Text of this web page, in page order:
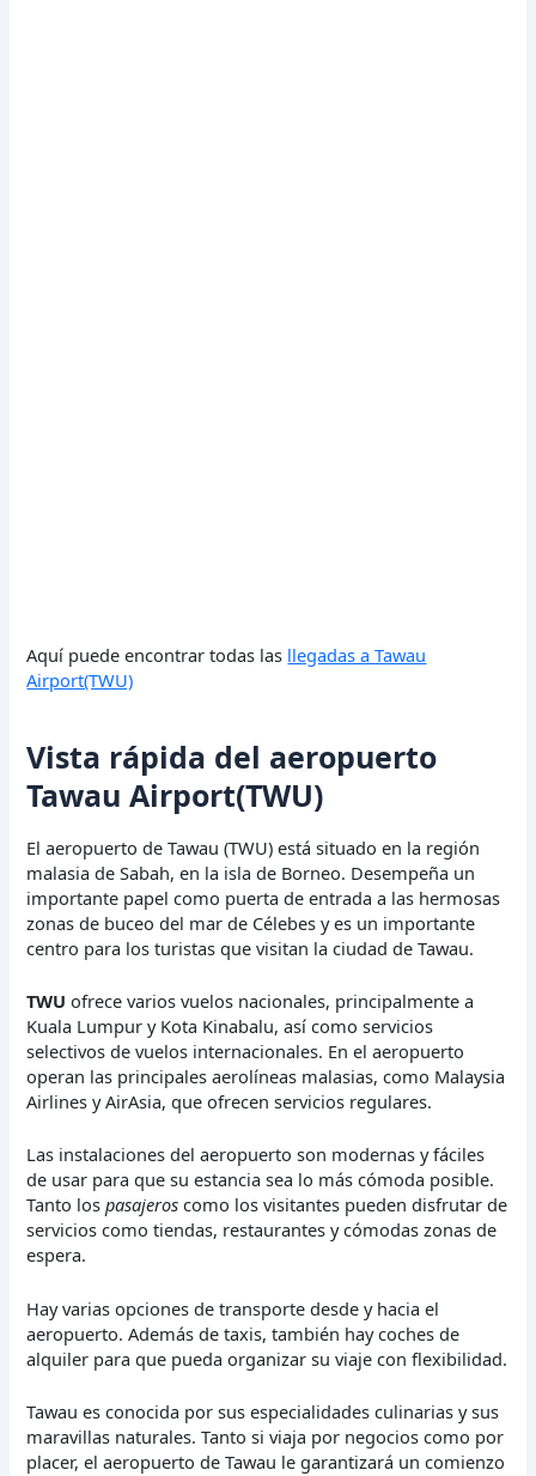
Aquí puede encontrar todas las llegadas a Tawau
Airport(TWU)
Vista rápida del aeropuerto
Tawau Airport(TWU)
El aeropuerto de Tawau (TWU) está situado en la región
malasia de Sabah, en la isla de Borneo. Desempeña un
importante papel como puerta de entrada a las hermosas
zonas de buceo del mar de Célebes y es un importante
centro para los turistas que visitan la ciudad de Tawau.
TWU ofrece varios vuelos nacionales, principalmente a
Kuala Lumpur y Kota Kinabalu, así como servicios
selectivos de vuelos internacionales. En el aeropuerto
operan las principales aerolíneas malasias, como Malaysia
Airlines y AirAsia, que ofrecen servicios regulares.
Las instalaciones del aeropuerto son modernas y fáciles
de usar para que su estancia sea lo más cómoda posible.
Tanto lospasajeros como los visitantes pueden disfrutar de
servicios como tiendas, restaurantes y cómodas zonas de
espera.
Hay varias opciones de transporte desde y hacia el
aeropuerto. Además de taxis, también hay coches de
alquiler para que pueda organizar su viaje con flexibilidad.
Tawau es conocida por sus especialidades culinarias y sus
maravillas naturales. Tanto si viaja por negocios como por
placer, el aeropuerto de Tawau le garantizará un comienzo